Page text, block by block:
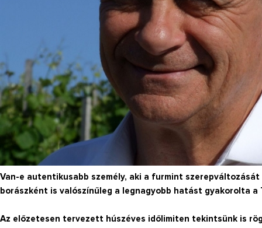
Van-e autentikusabb személy, aki a furmint
borászként is valószínűleg a legnagyobb hatást gyakorolta
Az előzetesen tervezett húszéves időlimiten tekintsünk is